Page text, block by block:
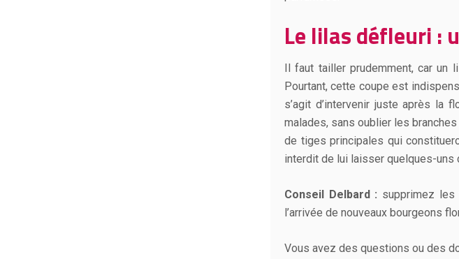
Le lilas défleuri :
Il faut tailler prudemment, car un
Pourtant, cette coupe est
s’agit d’intervenir juste après la
malades, sans oublier les
de tiges principales qui
interdit de lui laisser quelques-uns
Conseil Delbard : supprimez les
l’arrivée de nouveaux bourgeons
Vous avez des questions ou des